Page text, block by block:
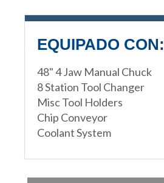
EQUIPADO CON:
48" 4 Jaw Manual Chuck
8 Station Tool Changer
Misc Tool Holders
Chip Conveyor
Coolant System